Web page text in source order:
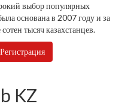
выбор популярных
основана в 2007 году и за
тысяч казахстанцев.
Регистрация
KZ